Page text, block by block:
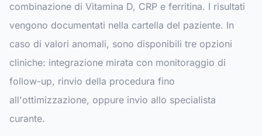
combinazione di Vitamina D, CRP e ferritina. I risultati
vengono documentati nella cartella del paziente. In
caso di valori anomali, sono disponibili tre opzioni
cliniche: integrazione mirata con monitoraggio di
follow-up, rinvio della procedura fino
all'ottimizzazione, oppure invio allo specialista
curante.